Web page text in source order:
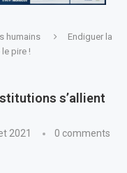
humains
Endiguer la
pire !
s’allient
2021 0 comments